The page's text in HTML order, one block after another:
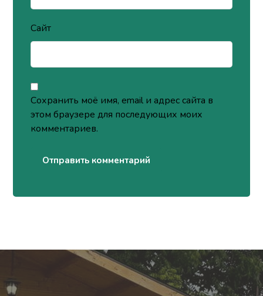
Сайт
Сохранить моё имя, email и адрес сайта в
этом браузере для последующих моих
комментариев.
Отправить комментарий